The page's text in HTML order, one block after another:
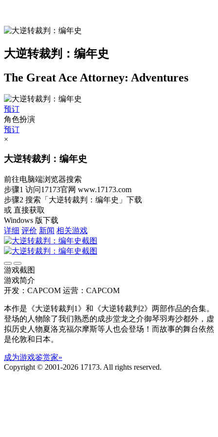
大逆转裁判：编年史
The Great Ace Attorney: Adventures
预订
角色扮演
预订
×
大逆转裁判：编年史
前往电脑端浏览器搜索
步骤1 访问17173官网 www.17173.com
步骤2 搜索 「大逆转裁判：编年史」 下载
或 直接获取
Windows 版下载
详细 评价 新闻 相关游戏
游戏截图
游戏简介
开发：CAPCOM 运营：CAPCOM
本作是《大逆转裁判1》和《大逆转裁判2》两部作品的合集。
登场的人物除了我们熟悉的成步堂龙之介御琴羽寿沙都外，虚
拟历史人物夏洛克福尔摩斯等人也会登场！而故事的舞台依然
是伦敦和日本。
成为游戏鉴赏家»
Copyright © 2001-2026 17173. All rights reserved.